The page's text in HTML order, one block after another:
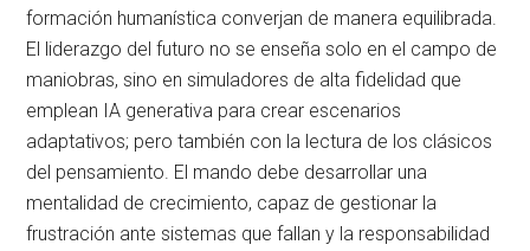
formación humanística converjan de manera equilibrada
El liderazgo del futuro no se enseña solo en el campo de
maniobras, sino en simuladores de alta fidelidad que
emplean IA generativa para crear escenarios
adaptativos; pero también con la lectura de los clásicos
del pensamiento . El mando debe desarrollar una
mentalidad de crecimiento, capaz de gestionar la
frustración ante sistemas que fallan y la responsabilidad